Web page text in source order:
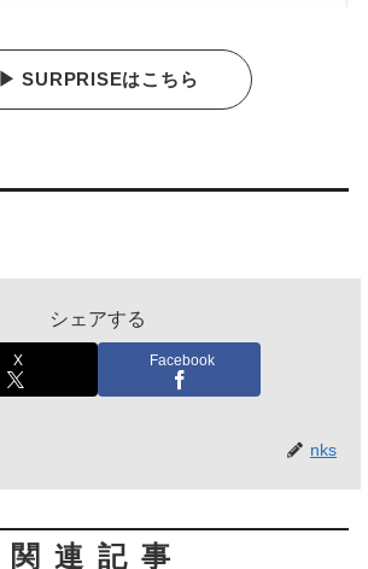
▶ SURPRISEはこちら
シェアする
X Facebook
nks
関連記事